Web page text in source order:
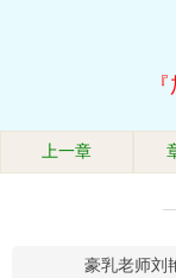
上一章
豪乳老师刘